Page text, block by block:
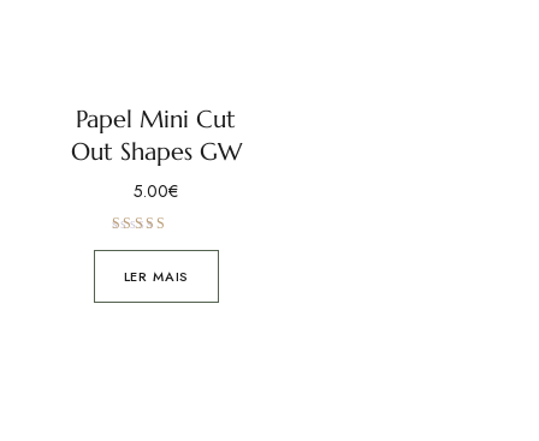
Papel Mini Cut
Out Shapes GW
5.00€
de 5
LER MAIS